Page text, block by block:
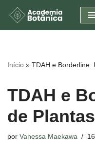
Pular
conteúdo
Início » TDAH e Borderline:
TDAH e
de
por Vanessa Maekawa